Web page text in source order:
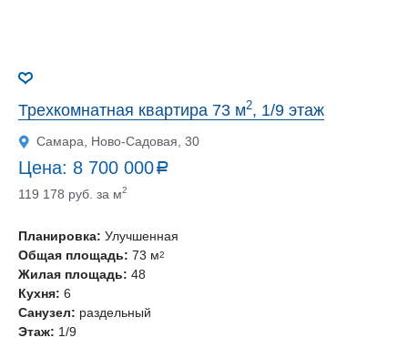
Трехкомнатная квартира 73 м2, 1/9 этаж
Самара, Ново-Садовая, 30
Цена: 8 700 000 a
руб.
119 178 руб. за м2
Планировка: Улучшенная
Общая площадь: 73 м2
Жилая площадь: 48
Кухня: 6
Санузел: раздельный
Этаж: 1/9